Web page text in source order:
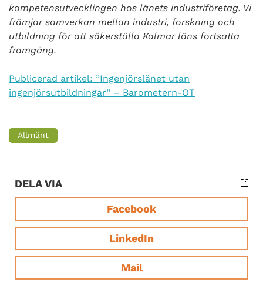
kompetensutvecklingen hos länets industriföretag. Vi
främjar samverkan mellan industri, forskning och
utbildning för att säkerställa Kalmar läns fortsatta
framgång.
Publicerad artikel: ”Ingenjörslänet utan
ingenjörsutbildningar” – Barometern-OT
Allmänt
DELA VIA
Facebook
LinkedIn
Mail